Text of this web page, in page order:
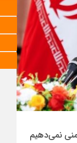
نمی‌دهیم